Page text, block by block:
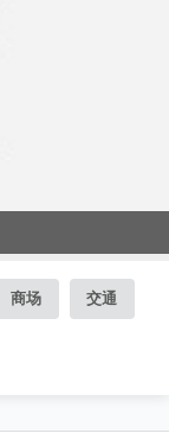
商场 交通